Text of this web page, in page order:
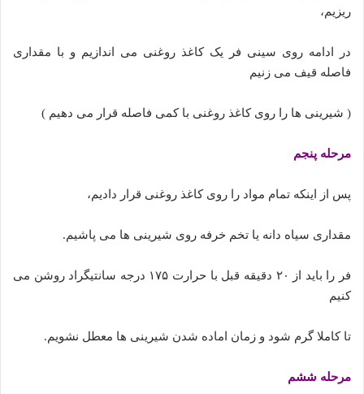
ریزیم،
در ادامه روی سینی فر یک کاغذ روغنی می اندازیم و با مقداری
فاصله قیف می زنیم
( شیرینی ها را روی کاغذ روغنی با کمی فاصله قرار می دهیم )
مرحله پنجم
پس از اینکه تمام مواد را روی کاغذ روغنی قرار دادیم،
مقداری سیاه دانه یا تخم خرفه روی شیرینی ها می پاشیم.
فر را باید از ۲۰ دقیقه قبل با حرارت ۱۷۵ درجه سانتیگراد روشن می
کنیم
تا کاملا گرم شود و زمان اماده شدن شیرینی ها معطل نشویم.
مرحله ششم